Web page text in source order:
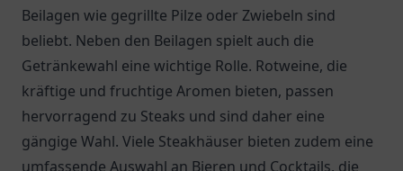
Beilagen wie gegrillte Pilze oder Zwiebeln sind
beliebt. Neben den Beilagen spielt auch die
Getränkewahl eine wichtige Rolle. Rotweine, die
kräftige und fruchtige Aromen bieten, passen
hervorragend zu Steaks und sind daher eine
gängige Wahl. Viele Steakhäuser bieten zudem eine
umfassende Auswahl an Bieren und Cocktails, die